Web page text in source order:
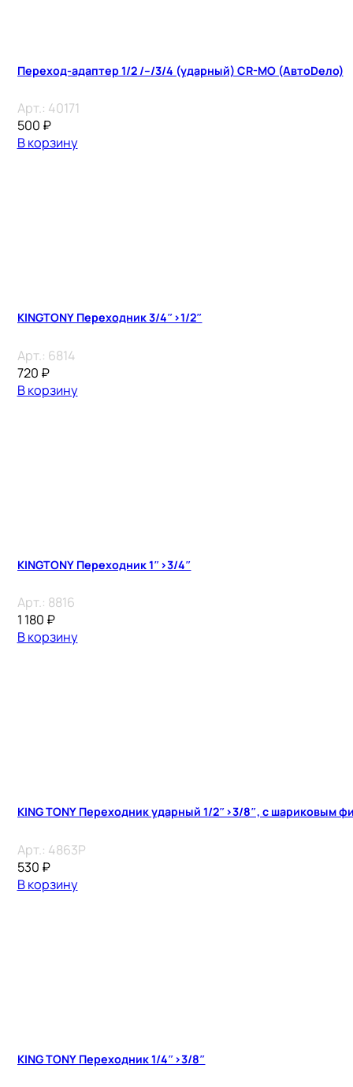
Переход-адаптер 1/2 /–/3/4 (ударный) CR-MO (АвтоDело)
Арт.: 40171
500 ₽
В корзину
KINGTONY Переходник 3/4″>1/2″
Арт.: 6814
720 ₽
В корзину
KINGTONY Переходник 1″>3/4″
Арт.: 8816
1 180 ₽
В корзину
KING TONY Переходник ударный 1/2″>3/8″, с шариковым
Арт.: 4863P
530 ₽
В корзину
KING TONY Переходник 1/4″>3/8″